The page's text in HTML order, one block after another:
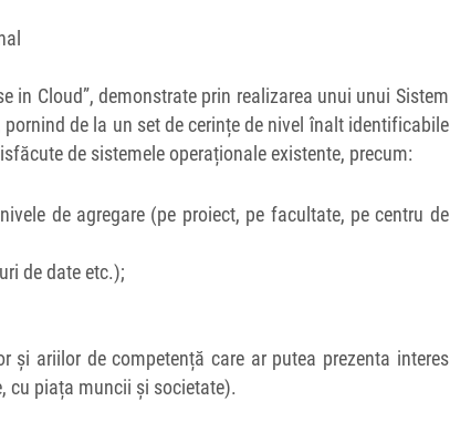
in Cloud”, demonstrate prin realizarea unui unui Sistem
de la un set de cerințe de nivel înalt identificabile
de sistemele operaționale existente, precum:
de agregare (pe proiect, pe facultate, pe centru de
de date etc.);
și ariilor de competență care ar putea prezenta interes
cu piața muncii și societate).